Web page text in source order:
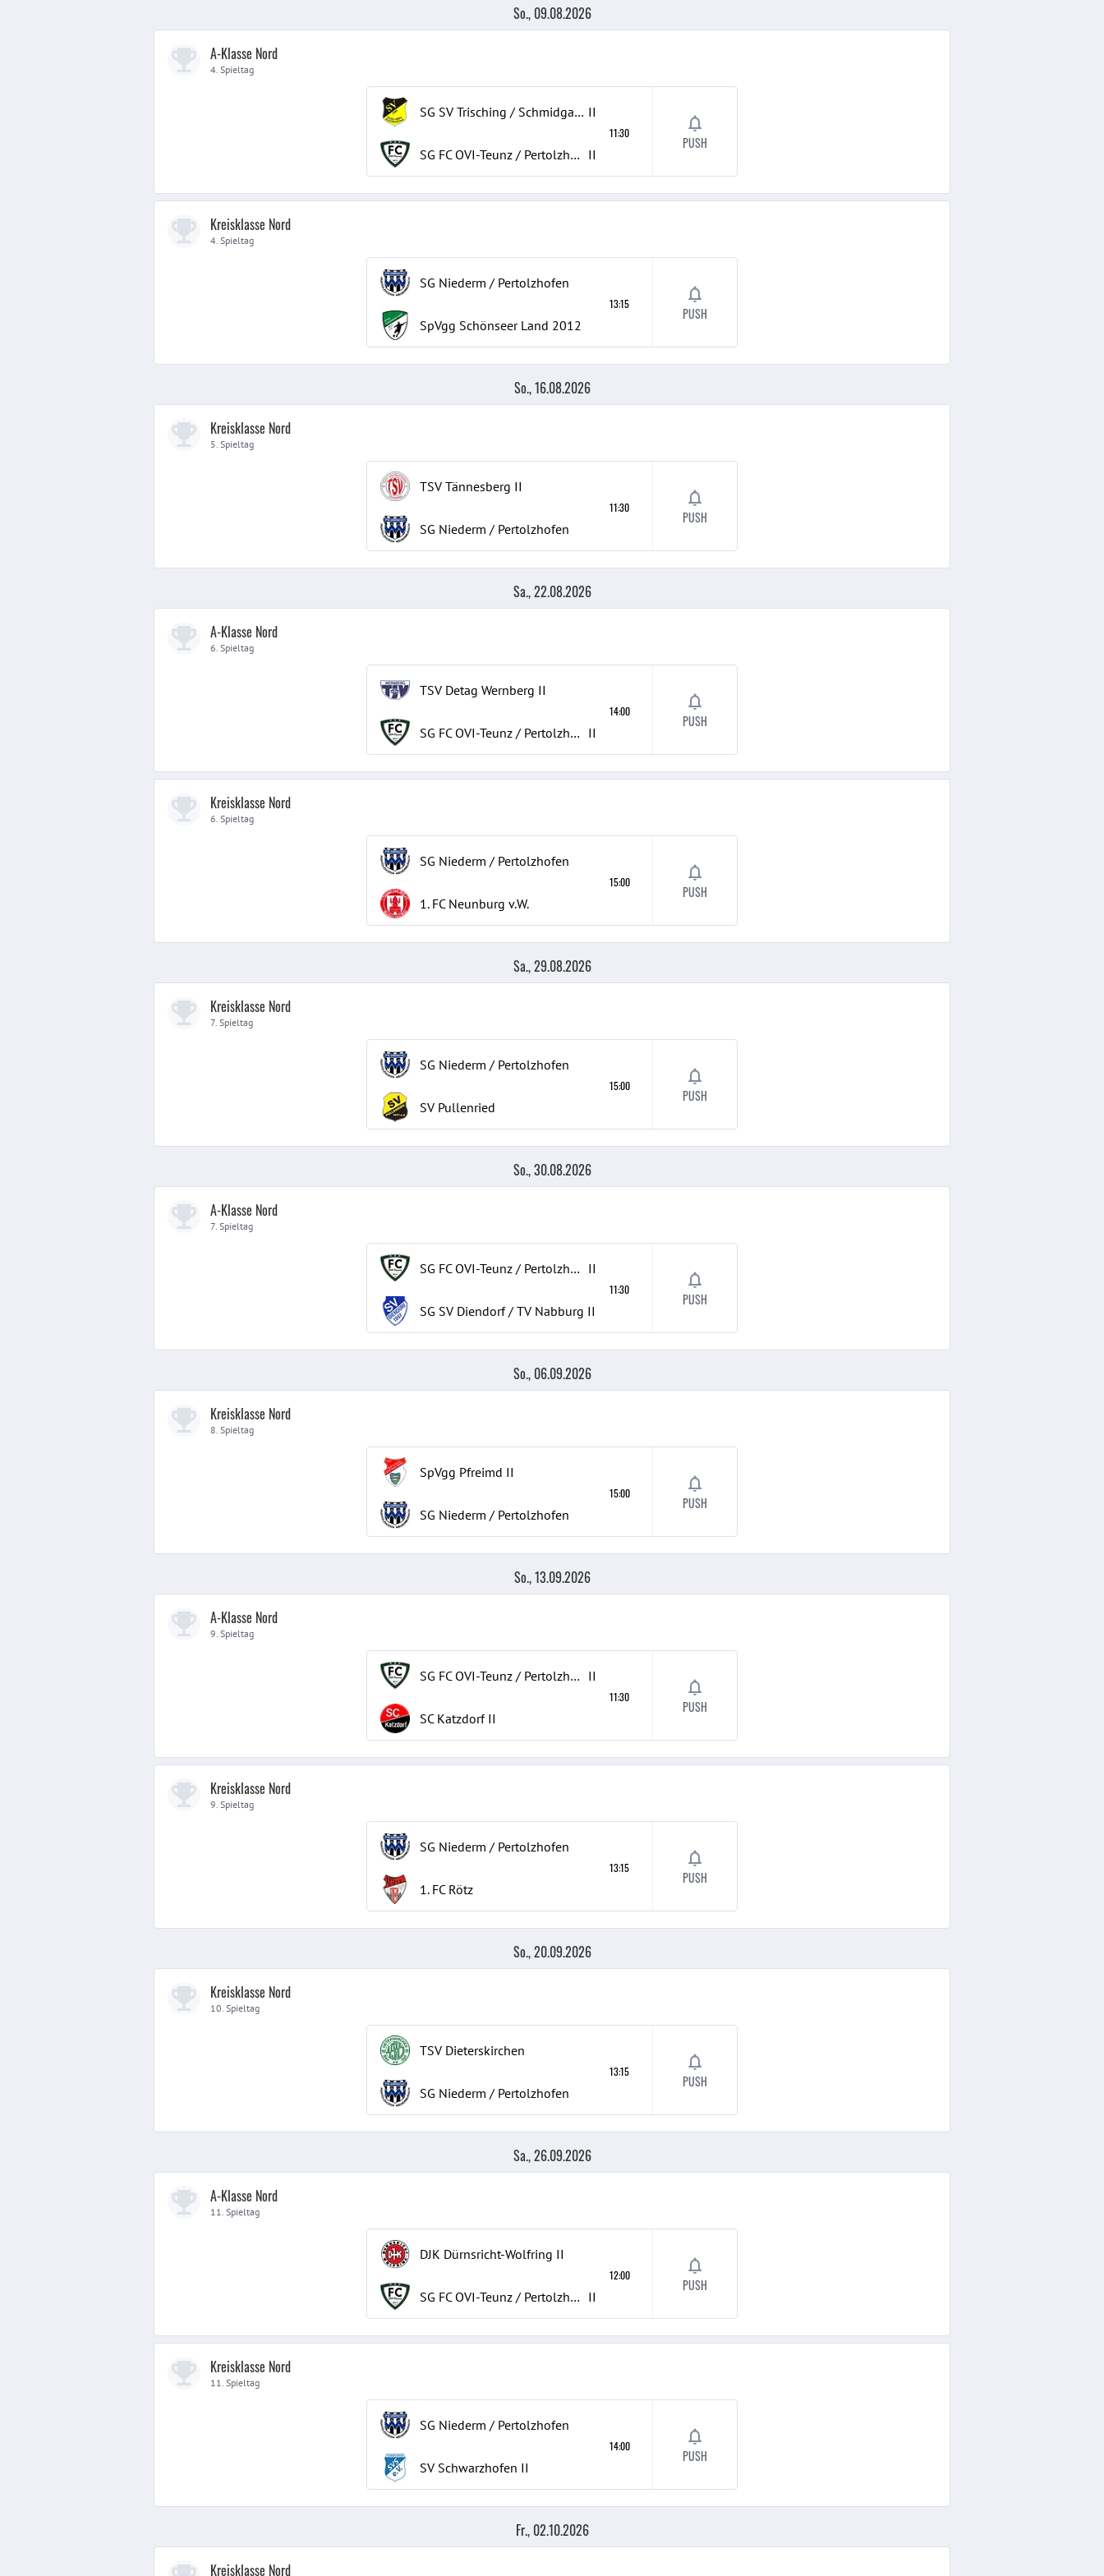
So., 09.08.2026
A-Klasse Nord
4. Spieltag
SG SV Trisching / Schmidgaden II
SG FC OVI-Teunz / Pertolzhofen / Niederm II
11:30
PUSH
Kreisklasse Nord
4. Spieltag
SG Niederm / Pertolzhofen
SpVgg Schönseer Land 2012
13:15
PUSH
So., 16.08.2026
Kreisklasse Nord
5. Spieltag
TSV Tännesberg II
SG Niederm / Pertolzhofen
11:30
PUSH
Sa., 22.08.2026
A-Klasse Nord
6. Spieltag
TSV Detag Wernberg II
SG FC OVI-Teunz / Pertolzhofen / Niederm II
14:00
PUSH
Kreisklasse Nord
6. Spieltag
SG Niederm / Pertolzhofen
1. FC Neunburg v.W.
15:00
PUSH
Sa., 29.08.2026
Kreisklasse Nord
7. Spieltag
SG Niederm / Pertolzhofen
SV Pullenried
15:00
PUSH
So., 30.08.2026
A-Klasse Nord
7. Spieltag
SG FC OVI-Teunz / Pertolzhofen / Niederm II
SG SV Diendorf / TV Nabburg II
11:30
PUSH
So., 06.09.2026
Kreisklasse Nord
8. Spieltag
SpVgg Pfreimd II
SG Niederm / Pertolzhofen
15:00
PUSH
So., 13.09.2026
A-Klasse Nord
9. Spieltag
SG FC OVI-Teunz / Pertolzhofen / Niederm II
SC Katzdorf II
11:30
PUSH
Kreisklasse Nord
9. Spieltag
SG Niederm / Pertolzhofen
1. FC Rötz
13:15
PUSH
So., 20.09.2026
Kreisklasse Nord
10. Spieltag
TSV Dieterskirchen
SG Niederm / Pertolzhofen
13:15
PUSH
Sa., 26.09.2026
A-Klasse Nord
11. Spieltag
DJK Dürnsricht-Wolfring II
SG FC OVI-Teunz / Pertolzhofen / Niederm II
12:00
PUSH
Kreisklasse Nord
11. Spieltag
SG Niederm / Pertolzhofen
SV Schwarzhofen II
14:00
PUSH
Fr., 02.10.2026
Kreisklasse Nord